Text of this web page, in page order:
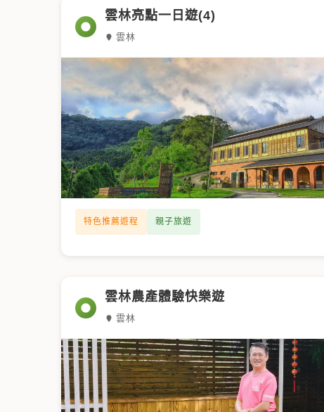
雲林亮點一日遊(4)
雲林
特色推薦遊程 親子旅遊
雲林農產體驗快樂遊
雲林